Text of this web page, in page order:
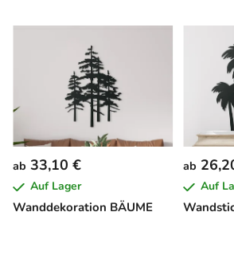
Wanddekoration BÄUME
ab 33,10 €
Auf Lager
ab
Auf